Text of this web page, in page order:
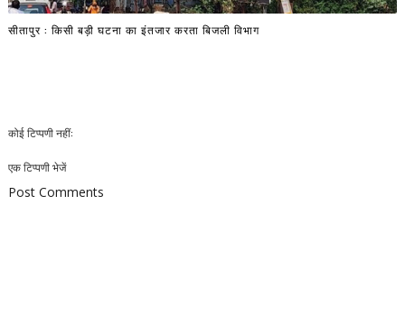
सीतापुर : किसी बड़ी घटना का इंतजार करता बिजली विभाग
कोई टिप्पणी नहीं:
एक टिप्पणी भेजें
Post Comments